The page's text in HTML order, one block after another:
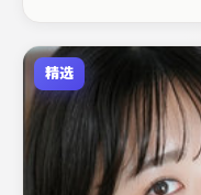
精选